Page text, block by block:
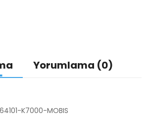
Yorumlama (0)
K7000-MOBIS